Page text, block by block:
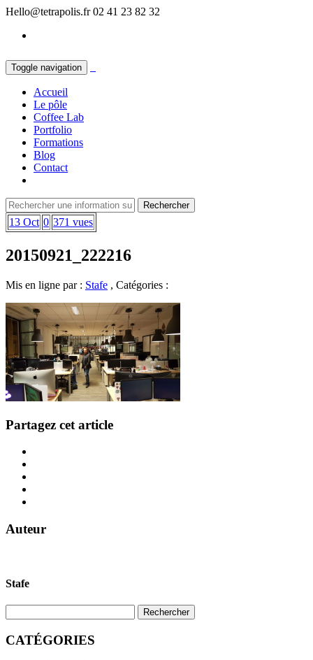
Hello@tetrapolis.fr 02 41 23 82 32
Toggle navigation
Accueil
Le pôle
Coffee Lab
Portfolio
Formations
Blog
Contact
13 Oct 0 371 vues
20150921_222216
Mis en ligne par : Stafe , Catégories :
Partagez cet article
Auteur
Stafe
CATÉGORIES